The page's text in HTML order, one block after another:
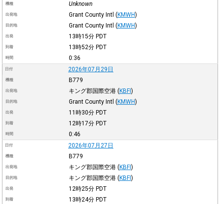
機種 Unknown
出発地 Grant County Intl (KMWH)
目的地 Grant County Intl (KMWH)
出発 13時15分 PDT
到着 13時52分 PDT
時間 0:36
日付 2026年07月29日
機種 B779
出発地 キング郡国際空港 (KBFI )
目的地 Grant County Intl (KMWH)
出発 11時30分 PDT
到着 12時17分 PDT
時間 0:46
日付 2026年07月27日
機種 B779
出発地 キング郡国際空港 (KBFI)
目的地 キング郡国際空港 (KBFI)
出発 12時25分 PDT
到着 13時24分 PDT